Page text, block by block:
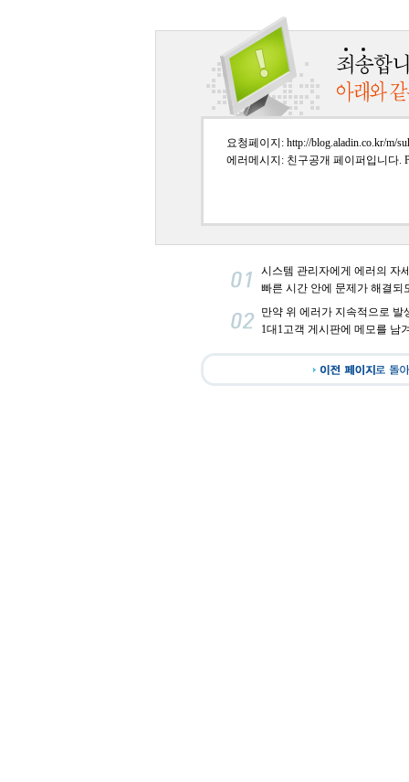
요청페이지: http://blog.aladin.co.kr/m/
에러메시지: 친구공개 페이퍼입니다.
시스템 관리자에게 에러의 자
빠른 시간 안에 문제가 해결되
만약 위 에러가 지속적으로
1대1고객 게시판에 메모를 남